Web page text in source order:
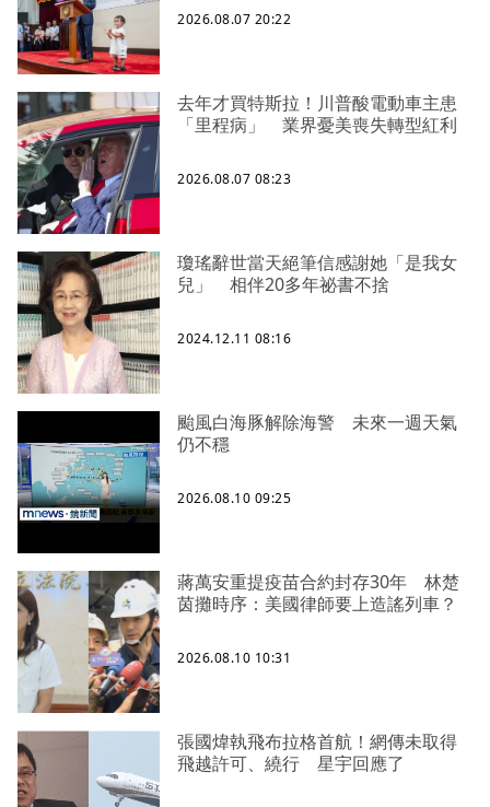
2026.08.07 20:22
去年才買特斯拉！川普酸電動車主患
「里程病」 業界憂美喪失轉型紅利
2026.08.07 08:23
瓊瑤辭世當天絕筆信感謝她「是我女
兒」 相伴20多年祕書不捨
2024.12.11 08:16
颱風白海豚解除海警 未來一週天氣
仍不穩
2026.08.10 09:25
蔣萬安重提疫苗合約封存30年 林楚
茵攤時序：美國律師要上造謠列車？
2026.08.10 10:31
張國煒執飛布拉格首航！網傳未取得
飛越許可、繞行 星宇回應了